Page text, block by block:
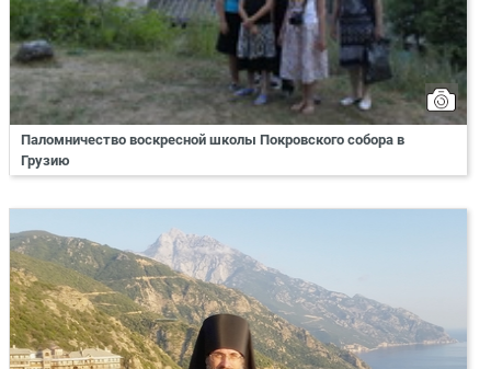
Паломничество воскресной школы Покровского собора в
Грузию